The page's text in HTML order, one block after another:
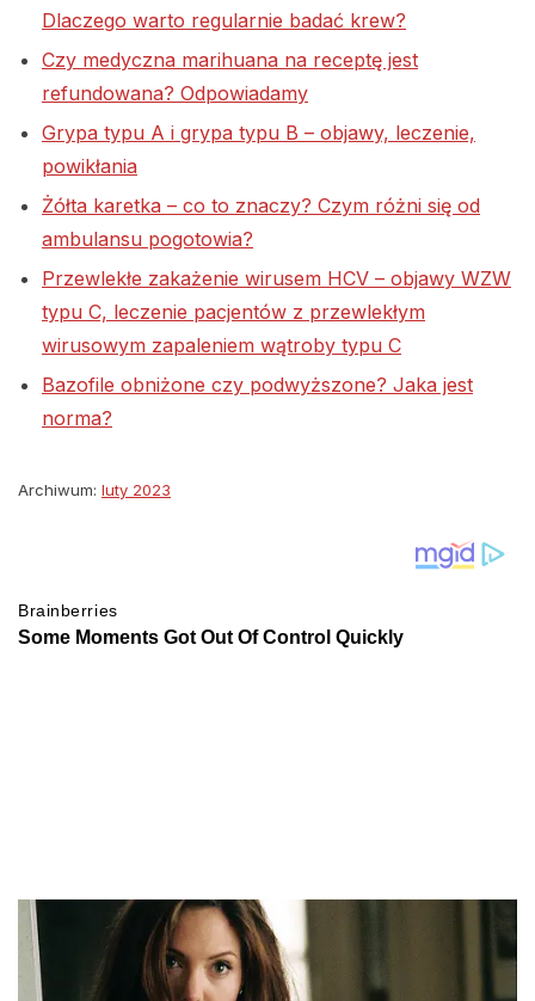
Dlaczego warto regularnie badać krew?
Czy medyczna marihuana na receptę jest
refundowana? Odpowiadamy
Grypa typu A i grypa typu B – objawy, leczenie,
powikłania
Żółta karetka – co to znaczy? Czym różni się od
ambulansu pogotowia?
Przewlekłe zakażenie wirusem HCV – objawy WZW
typu C, leczenie pacjentów z przewlekłym
wirusowym zapaleniem wątroby typu C
Bazofile obniżone czy podwyższone? Jaka jest
norma?
Archiwum: luty 2023